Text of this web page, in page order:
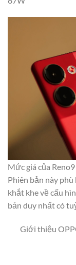
Mức giá của
Phiên bản này
khắt khe về cấu
bản duy nhất có
Giới thiệu